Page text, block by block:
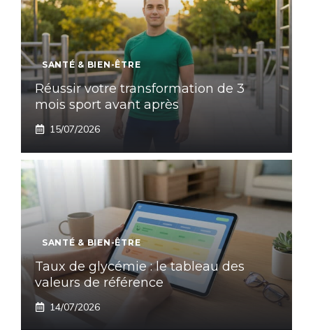
SANTÉ & BIEN-ÊTRE
Réussir votre transformation de 3
mois sport avant après
15/07/2026
SANTÉ & BIEN-ÊTRE
Taux de glycémie : le tableau des
valeurs de référence
14/07/2026